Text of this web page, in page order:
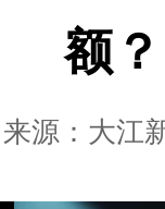
额？
来源：大江